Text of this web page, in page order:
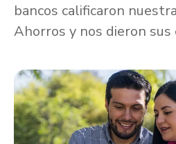
bancos calificaron
Ahorros y nos dieron sus